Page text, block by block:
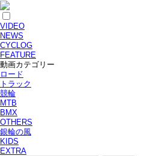
VIDEO
NEWS
CYCLOG
FEATURE
動画カテゴリー
ロード
トラック
競輪
MTB
BMX
OTHERS
銀輪の風
KIDS
EXTRA